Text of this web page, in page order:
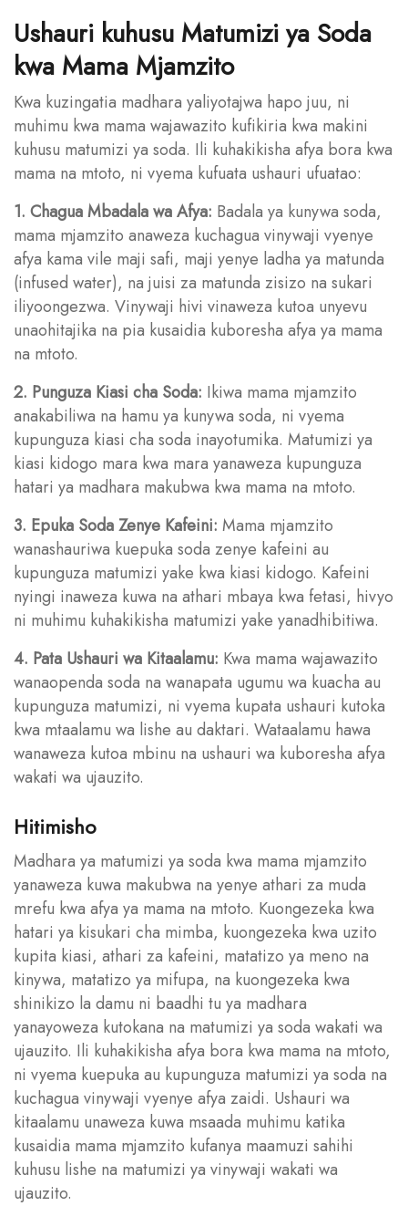
Ushauri kuhusu Matumizi ya Soda
kwa Mama Mjamzito
Kwa kuzingatia madhara yaliyotajwa hapo juu, ni
muhimu kwa mama wajawazito kufikiria kwa makini
kuhusu matumizi ya soda. Ili kuhakikisha afya bora kwa
mama na mtoto, ni vyema kufuata ushauri ufuatao:
1. Chagua Mbadala wa Afya: Badala ya kunywa soda,
mama mjamzito anaweza kuchagua vinywaji vyenye
afya kama vile maji safi, maji yenye ladha ya matunda
(infused water), na juisi za matunda zisizo na sukari
iliyoongezwa. Vinywaji hivi vinaweza kutoa unyevu
unaohitajika na pia kusaidia kuboresha afya ya mama
na mtoto.
2. Punguza Kiasi cha Soda: Ikiwa mama mjamzito
anakabiliwa na hamu ya kunywa soda, ni vyema
kupunguza kiasi cha soda inayotumika. Matumizi ya
kiasi kidogo mara kwa mara yanaweza kupunguza
hatari ya madhara makubwa kwa mama na mtoto.
3. Epuka Soda Zenye Kafeini: Mama mjamzito
wanashauriwa kuepuka soda zenye kafeini au
kupunguza matumizi yake kwa kiasi kidogo. Kafeini
nyingi inaweza kuwa na athari mbaya kwa fetasi, hivyo
ni muhimu kuhakikisha matumizi yake yanadhibitiwa.
4. Pata Ushauri wa Kitaalamu: Kwa mama wajawazito
wanaopenda soda na wanapata ugumu wa kuacha au
kupunguza matumizi, ni vyema kupata ushauri kutoka
kwa mtaalamu wa lishe au daktari. Wataalamu hawa
wanaweza kutoa mbinu na ushauri wa kuboresha afya
wakati wa ujauzito.
Hitimisho
Madhara ya matumizi ya soda kwa mama mjamzito
yanaweza kuwa makubwa na yenye athari za muda
mrefu kwa afya ya mama na mtoto. Kuongezeka kwa
hatari ya kisukari cha mimba, kuongezeka kwa uzito
kupita kiasi, athari za kafeini, matatizo ya meno na
kinywa, matatizo ya mifupa, na kuongezeka kwa
shinikizo la damu ni baadhi tu ya madhara
yanayoweza kutokana na matumizi ya soda wakati wa
ujauzito. Ili kuhakikisha afya bora kwa mama na mtoto,
ni vyema kuepuka au kupunguza matumizi ya soda na
kuchagua vinywaji vyenye afya zaidi. Ushauri wa
kitaalamu unaweza kuwa msaada muhimu katika
kusaidia mama mjamzito kufanya maamuzi sahihi
kuhusu lishe na matumizi ya vinywaji wakati wa
ujauzito.